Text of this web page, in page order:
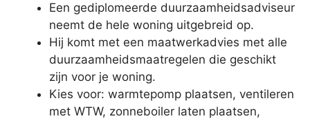
Een gediplomeerde duurzaamheidsadviseur
neemt de hele woning uitgebreid op.
Hij komt met een maatwerkadvies met alle
duurzaamheidsmaatregelen die geschikt
zijn voor je woning.
Kies voor: warmtepomp plaatsen, ventileren
met WTW, zonneboiler laten plaatsen,